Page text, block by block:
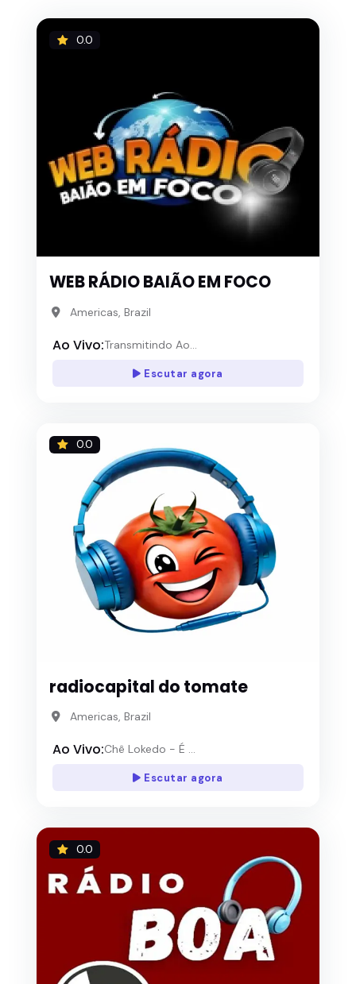
0.0
WEB RÁDIO BAIÃO EM FOCO
Americas, Brazil
Ao Vivo:Transmitindo Ao...
Escutar agora
0.0
radiocapital do tomate
Americas, Brazil
Ao Vivo:Chê Lokedo - É ...
Escutar agora
0.0